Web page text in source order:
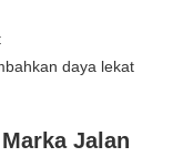
daya lekat
Jalan